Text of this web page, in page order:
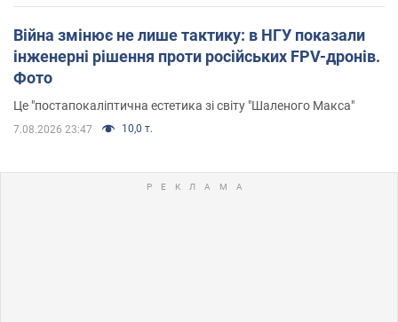
Війна змінює не лише тактику: в НГУ показали
інженерні рішення проти російських FPV-дронів.
Фото
Це "постапокаліптична естетика зі світу "Шаленого Макса"
7.08.2026 23:47 10,0 т.